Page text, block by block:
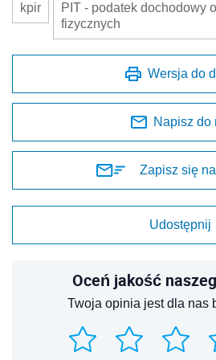
kpir
PIT - podatek dochodowy
fizycznych
Wersja do
Napisz do
Zapisz się
Udostępnij
Oceń jakość
Twoja opinia jest dla nas